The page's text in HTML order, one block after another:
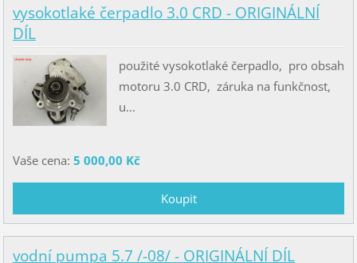
vysokotlaké čerpadlo 3.0 CRD - ORIGINÁLNÍ
DÍL
použité vysokotlaké čerpadlo, pro obsah
motoru 3.0 CRD, záruka na funkčnost,
u...
Vaše cena: 5 000,00 Kč
vodní pumpa 5.7 /-08/ - ORIGINÁLNÍ DÍL